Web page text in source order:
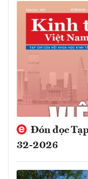
Đón đọc
32-2026